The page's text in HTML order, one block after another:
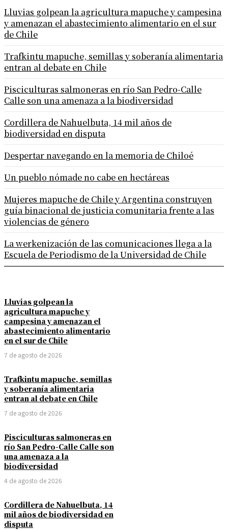
Lluvias golpean la
agricultura mapuche y
campesina y amenazan el
abastecimiento alimentario
en el sur de Chile
7 de agosto de 2026
Trafkintu mapuche, semillas
y soberanía alimentaria
entran al debate en Chile
7 de agosto de 2026
Pisciculturas salmoneras en
río San Pedro-Calle Calle son
una amenaza a la
biodiversidad
4 de agosto de 2026
Cordillera de Nahuelbuta, 14
mil años de biodiversidad en
disputa
Lluvias golpean la agricultura mapuche y campesina
y amenazan el abastecimiento alimentario en el sur
de Chile
Trafkintu mapuche, semillas y soberanía alimentaria
entran al debate en Chile
Pisciculturas salmoneras en río San Pedro-Calle
Calle son una amenaza a la biodiversidad
Cordillera de Nahuelbuta, 14 mil años de
biodiversidad en disputa
Despertar navegando en la memoria de Chiloé
Un pueblo nómade no cabe en hectáreas
Mujeres mapuche de Chile y Argentina construyen
guía binacional de justicia comunitaria frente a las
violencias de género
La werkenización de las comunicaciones llega a la
Escuela de Periodismo de la Universidad de Chile